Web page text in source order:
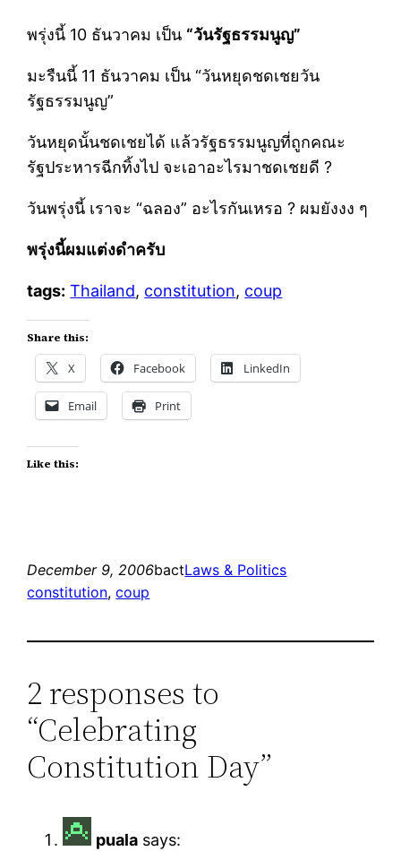
พรุ่งนี้ 10 ธันวาคม เป็น “วันรัฐธรรมนูญ”
มะรืนนี้ 11 ธันวาคม เป็น “วันหยุดชดเชยวัน
รัฐธรรมนูญ”
วันหยุดนั้นชดเชยได้ แล้วรัฐธรรมนูญที่ถูกคณะ
รัฐประหารฉีกทิ้งไป จะเอาอะไรมาชดเชยดี ?
วันพรุ่งนี้ เราจะ “ฉลอง” อะไรกันเหรอ ? ผมยังงง ๆ
พรุ่งนี้ผมแต่งดำครับ
tags: Thailand, constitution, coup
Share this:
X Facebook LinkedIn
Email Print
Like this:
December 9, 2006bactLaws & Politics
constitution, coup
2 responses to
“Celebrating
Constitution Day”
puala says: